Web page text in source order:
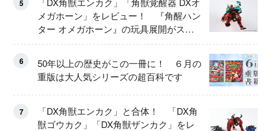
5
メガホーン」をレビュー！ 『角醒ハン
ター オメガホーン』の玩具展開がスタ
ート！
6
50年以上の歴史がこの一冊に！ ６月の
重版は大人気シリーズの超百科です
7
「DX角獣エンカク」と合体！ 「DX角
獣ゴウカク」「DX角獣ザンカク」をレ